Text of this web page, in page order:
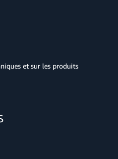
et sur les produits